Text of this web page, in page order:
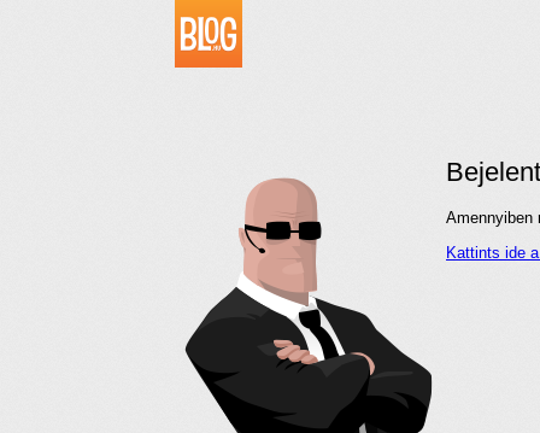
Amennyiben
Kattints ide